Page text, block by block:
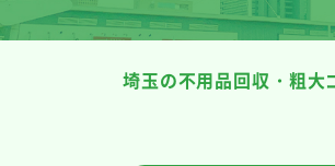
埼玉の不用品回収・粗大